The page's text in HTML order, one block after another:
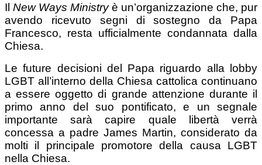
Il New Ways Ministryè un’organizzazione che, pur
avendo ricevuto segni di sostegno da Papa
Francesco, resta ufficialmente condannata dalla
Chiesa.
Le future decisioni del Papa riguardo alla lobby
LGBT all’interno della Chiesa cattolica continuano
a essere oggetto di grande attenzione durante il
primo anno del suo pontificato, e un segnale
importante sarà capire quale libertà verrà
concessa a padre James Martin, considerato da
molti il principale promotore della causa LGBT
nella Chiesa.